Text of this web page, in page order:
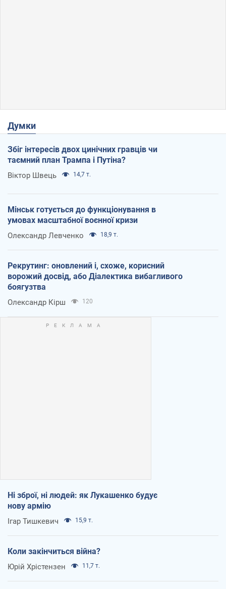
Думки
Збіг інтересів двох цинічних гравців чи
таємний план Трампа і Путіна?
Віктор Швець 14,7 т.
Мінськ готується до функціонування в
умовах масштабної воєнної кризи
Олександр Левченко 18,9 т.
Рекрутинг: оновлений і, схоже, корисний
ворожий досвід, або Діалектика вибагливого
боягузтва
Олександр Кірш 120
Ні зброї, ні людей: як Лукашенко будує
нову армію
Ігар Тишкевич 15,9 т.
Коли закінчиться війна?
Юрій Хрістензен 11,7 т.